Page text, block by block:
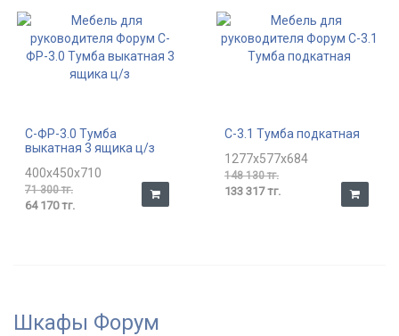
С-ФР-3.0 Тумба
выкатная 3 ящика ц/з
400x450x710
71 300 тг.
64 170 тг.
С-3.1 Тумба подкатная
1277x577x684
148 130 тг.
133 317 тг.
Шкафы Форум